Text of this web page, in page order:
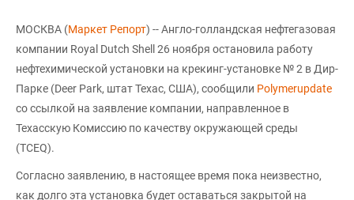
МОСКВА (Маркет Репорт) -- Англо-голландская нефтегазовая
компании Royal Dutch Shell 26 ноября остановила работу
нефтехимической установки на крекинг-установке № 2 в Дир-
Парке (Deer Park, штат Техас, США), сообщили Polymerupdate
со ссылкой на заявление компании, направленное в
Техасскую Комиссию по качеству окружающей среды
(TCEQ).
Согласно заявлению, в настоящее время пока неизвестно,
как долго эта установка будет оставаться закрытой на